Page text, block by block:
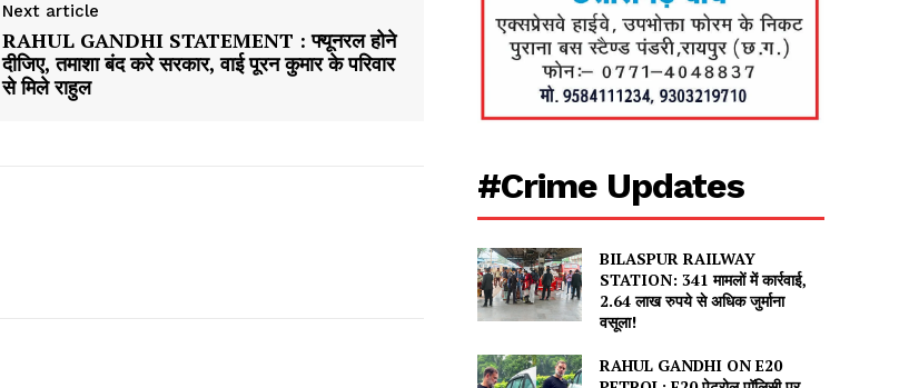
Next article
RAHUL GANDHI STATEMENT : फ्यूनरल होने
दीजिए, तमाशा बंद करे सरकार, वाई पूरन कुमार के परिवार
से मिले राहुल
#Crime Updates
BILASPUR RAILWAY
STATION: 341 मामलों में कार्रवाई,
2.64 लाख रुपये से अधिक जुर्माना
वसूला!
RAHUL GANDHI ON E20